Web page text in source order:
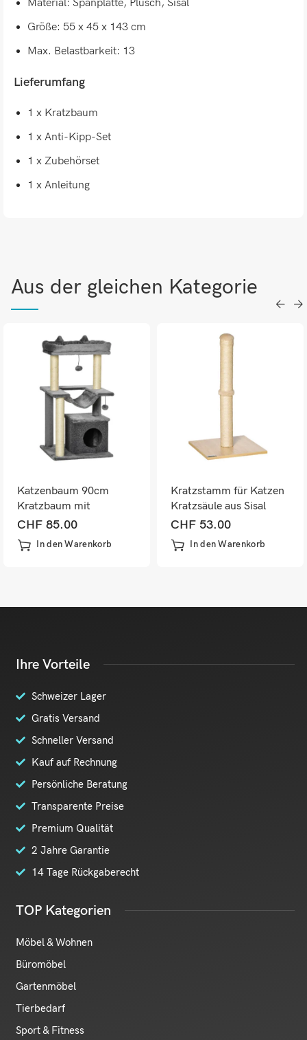
Material: Spanplatte, Plüsch, Sisal
Größe: 55 x 45 x 143 cm
Max. Belastbarkeit: 13
Lieferumfang
1 x Kratzbaum
1 x Anti-Kipp-Set
1 x Zubehörset
1 x Anleitung
Aus der gleichen Kategorie
Katzenbaum 90cm
Kratzbaum mit
Hängematte
CHF 85.00
In den Warenkorb
Kratzstamm für Katzen
Kratzsäule aus Sisal
34x34x60cm
CHF 53.00
In den Warenkorb
Ihre Vorteile
Schweizer Lager
Gratis Versand
Schneller Versand
Kauf auf Rechnung
Persönliche Beratung
Transparente Preise
Premium Qualität
2 Jahre Garantie
14 Tage Rückgaberecht
TOP Kategorien
Möbel & Wohnen
Büromöbel
Gartenmöbel
Tierbedarf
Sport & Fitness